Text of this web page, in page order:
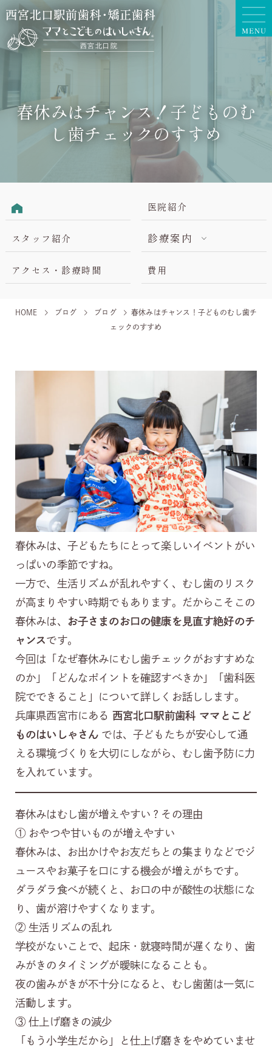
春休みはチャンス！子どものむ
し歯チェックのすすめ
医院紹介
スタッフ紹介 診療案内
アクセス・診療時間 費用
HOME ブログ ブログ
春休みはチャンス！子どものむし歯チ
ェックのすすめ
春休みは、子どもたちにとって楽しいイベントがい
っぱいの季節ですね。
一方で、生活リズムが乱れやすく、むし歯のリスク
が高まりやすい時期でもあります。だからこそこの
春休みは、
お子さまのお口の健康を見直す絶好のチ
ャンスです。
今回は「なぜ春休みにむし歯チェックがおすすめな
のか」「どんなポイントを確認すべきか」「歯科医
院でできること」について詳しくお話しします。
兵庫県西宮市にある 西宮北口駅前歯科 ママとこど
ものはいしゃさん では、子どもたちが安心して通
える環境づくりを大切にしながら、むし歯予防に力
を入れています。
春休みはむし歯が増えやすい？その理由
① おやつや甘いものが増えやすい
春休みは、お出かけやお友だちとの集まりなどでジ
ュースやお菓子を口にする機会が増えがちです。
ダラダラ食べが続くと、お口の中が酸性の状態にな
り、歯が溶けやすくなります。
② 生活リズムの乱れ
学校がないことで、起床・就寝時間が遅くなり、歯
みがきのタイミングが曖昧になることも。
夜の歯みがきが不十分になると、むし歯菌は一気に
活動します。
③ 仕上げ磨きの減少
「もう小学生だから」と仕上げ磨きをやめていませ